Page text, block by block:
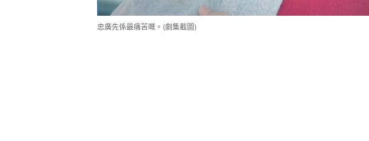
忠廣先係最痛苦嘅。(劇集截圖)